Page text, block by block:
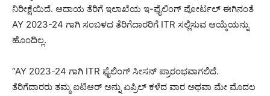
ನಿರೀಕ್ಷೆಯಿದೆ. ಆದಾಯ ತೆರಿಗೆ ಇಲಾಖೆಯ ಇ-ಫೈಲಿಂಗ್ ಪೋರ್ಟಲ್ ಈಗಿನಂತೆ
AY 2023-24 ಗಾಗಿ ಸಂಬಳದ ತೆರಿಗೆದಾರರಿಗೆ ITR ಸಲ್ಲಿಸುವ ಆಯ್ಕೆಯನ್ನು
ಹೊಂದಿಲ್ಲ.
“AY 2023-24 ಗಾಗಿ ITR ಫೈಲಿಂಗ್ ಸೀಸನ್ ಪ್ರಾರಂಭವಾಗಲಿದೆ.
ತೆರಿಗೆದಾರರು ತಮ್ಮ ಐಟಿಆರ್ ಅನ್ನು ಏಪ್ರಿಲ್ ಕಳೆದ ವಾರ ಅಥವಾ ಮೇ ಮೊದಲ